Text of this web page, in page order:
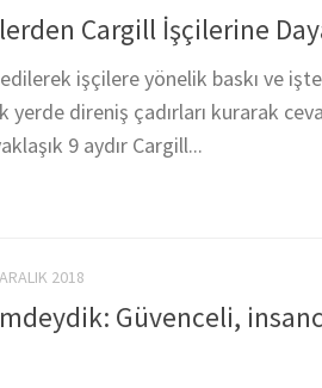
Cargill İşçilerine
işçilere yönelik baskı ve
direniş çadırları kurarak
9 aydır Cargill...
2018
Güvenceli,